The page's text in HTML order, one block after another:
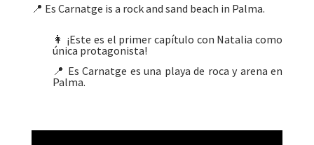
📍 Es Carnatge is a rock and sand beach in Palma.
👩 ¡Este es el primer capítulo con Natalia como
única protagonista!
📍 Es Carnatge es una playa de roca y arena en
Palma.